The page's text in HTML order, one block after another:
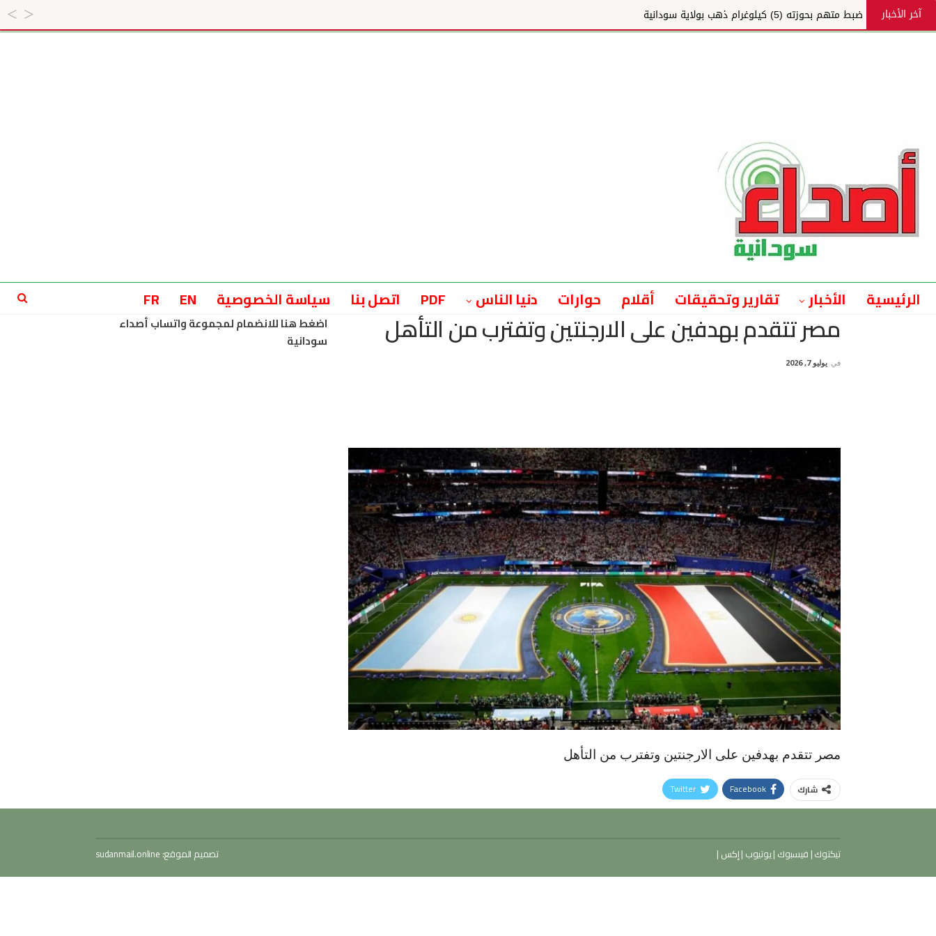
آخر الأخبار ضبط متهم بحوزته (5) كيلوغرام ذهب بولاية سودانية
الرئيسية الأخبار تقارير وتحقيقات أقلام حوارات دنيا الناس PDF اتصل بنا سياسة الخصوصية EN
FR
مصر تتقدم بهدفين على الارجنتين وتفترب من التأهل
في يوليو 7, 2026
مصر تتقدم بهدفين على الارجنتين وتفترب من التأهل
شارك Facebook
Twitter
اضغط هنا للانضمام لمجموعة واتساب أصداء
سودانية
تيكتوك| فيسبوك |يوتيوب |إكس | تصميم الموقع: sudanmail.online